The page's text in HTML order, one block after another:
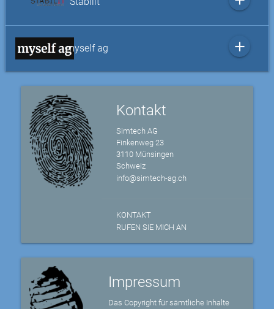
myself ag add
Kontakt
Simtech AG
Finkenweg 23
3110 Münsingen
Schweiz
info@simtech-ag.ch
KONTAKT
RUFEN SIE MICH AN
Impressum
Das Copyright für sämtliche Inhalte